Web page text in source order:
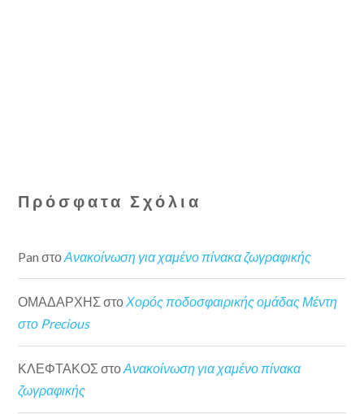
Πρόσφατα Σχόλια
Pan στοΑνακοίνωση για χαμένο πίνακα ζωγραφικής
ΟΜΑΔΑΡΧΗΣ στοΧορός ποδοσφαιρικής ομάδας Μέντη
στο Precious
ΚΛΕΦΤΑΚΟΣ στοΑνακοίνωση για χαμένο πίνακα
ζωγραφικής